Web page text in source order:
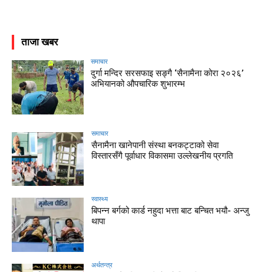
ताजा खबर
समाचार
दुर्गा मन्दिर सरसफाइ सङ्गै ‘सैनामैना कोरा २०२६’
अभियानको औपचारिक शुभारम्भ
समाचार
सैनामैना खानेपानी संस्था बनकट्टाको सेवा
विस्तारसँगै पूर्वाधार विकासमा उल्लेखनीय प्रगति
स्वास्थ्य
बिपन्न बर्गको कार्ड नहुदा भत्ता बाट बन्चित भयौ- अन्जु
थापा
अर्थतन्त्र